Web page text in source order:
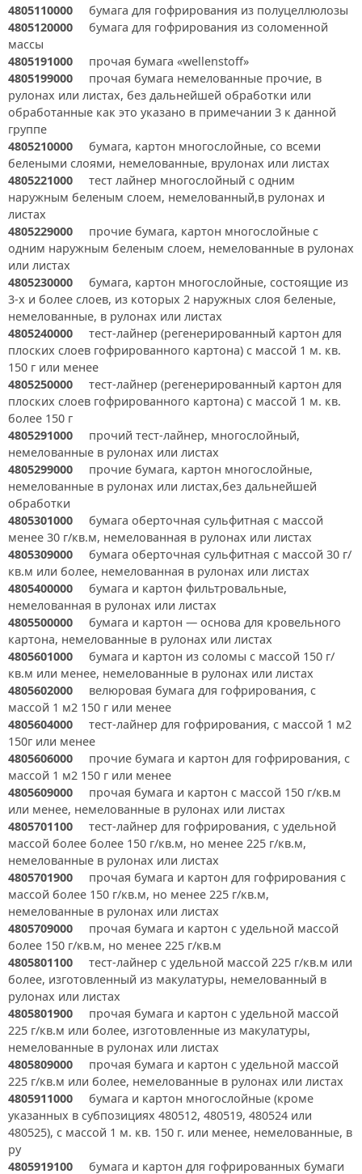
4805110000 бумага для гофрирования из полуцеллюлозы
4805120000 бумага для гофрирования из соломенной
массы
4805191000 прочая бумага «wellenstoff»
4805199000 прочая бумага немелованные прочие, в
рулонах или листах, без дальнейшей обработки или
обработанные как это указано в примечании 3 к данной
группе
4805210000 бумага, картон многослойные, со всеми
белеными слоями, немелованные, врулонах или листах
4805221000 тест лайнер многослойный с одним
наружным беленым слоем, немелованный,в рулонах и
листах
4805229000 прочие бумага, картон многослойные с
одним наружным беленым слоем, немелованные в рулонах
или листах
4805230000 бумага, картон многослойные, состоящие из
3-х и более слоев, из которых 2 наружных слоя беленые,
немелованные, в рулонах или листах
4805240000 тест-лайнер (регенерированный картон для
плоских слоев гофрированного картона) с массой 1 м. кв.
150 г или менее
4805250000 тест-лайнер (регенерированный картон для
плоских слоев гофрированного картона) с массой 1 м. кв.
более 150 г
4805291000 прочий тест-лайнер, многослойный,
немелованные в рулонах или листах
4805299000 прочие бумага, картон многослойные,
немелованные в рулонах или листах,без дальнейшей
обработки
4805301000 бумага оберточная сульфитная с массой
менее 30 г/кв.м, немелованная в рулонах или листах
4805309000 бумага оберточная сульфитная с массой 30 г/
кв.м или более, немелованная в рулонах или листах
4805400000 бумага и картон фильтровальные,
немелованная в рулонах или листах
4805500000 бумага и картон — основа для кровельного
картона, немелованные в рулонах или листах
4805601000 бумага и картон из соломы с массой 150 г/
кв.м или менее, немелованные в рулонах или листах
4805602000 велюровая бумага для гофрирования, с
массой 1 м2 150 г или менее
4805604000 тест-лайнер для гофрирования, с массой 1 м2
150г или менее
4805606000 прочие бумага и картон для гофрирования, с
массой 1 м2 150 г или менее
4805609000 прочая бумага и картон с массой 150 г/кв.м
или менее, немелованные в рулонах или листах
4805701100 тест-лайнер для гофрирования, с удельной
массой более более 150 г/кв.м, но менее 225 г/кв.м,
немелованные в рулонах или листах
4805701900 прочая бумага и картон для гофрирования с
массой более 150 г/кв.м, но менее 225 г/кв.м,
немелованные в рулонах или листах
4805709000 прочая бумага и картон с удельной массой
более 150 г/кв.м, но менее 225 г/кв.м
4805801100 тест-лайнер с удельной массой 225 г/кв.м или
более, изготовленный из макулатуры, немелованный в
рулонах или листах
4805801900 прочая бумага и картон с удельной массой
225 г/кв.м или более, изготовленные из макулатуры,
немелованные в рулонах или листах
4805809000 прочая бумага и картон с удельной массой
225 г/кв.м или более, немелованные в рулонах или листах
4805911000 бумага и картон многослойные (кроме
указанных в субпозициях 480512, 480519, 480524 или
480525), с массой 1 м. кв. 150 г. или менее, немелованные, в
ру
4805919100 бумага и картон для гофрированных бумаги